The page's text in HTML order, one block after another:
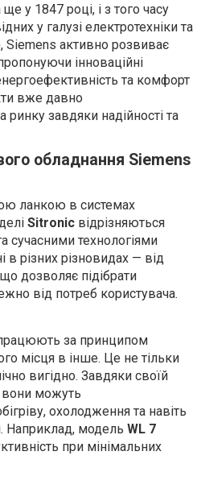
у 1847 році, і з того часу
у галузі електротехніки та
Siemens активно розвиває
інноваційні
та комфорт
вже давно
завдяки надійності та
обладнання Siemens
ланкою в системах
Sitronic відрізняються
сучасними технологіями
в різних різновидах — від
дозволяє підібрати
від потреб користувача.
за принципом
місця в інше. Це не тільки
вигідно. Завдяки своїй
вони можуть
охолодження та навіть
Наприклад, модель WL 7
при мінімальних